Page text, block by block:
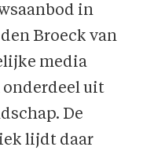
in
Broeck van
media
onderdeel uit
De
lijdt daar